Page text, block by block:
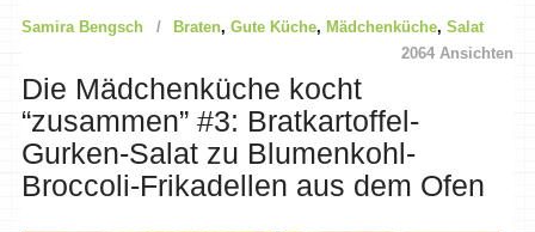
Samira Bengsch Braten, Gute Küche, Mädchenküche, Salat
2064 Ansichten
Die Mädchenküche kocht
“zusammen” #3: Bratkartoffel-
Gurken-Salat zu Blumenkohl-
Broccoli-Frikadellen aus dem Ofen